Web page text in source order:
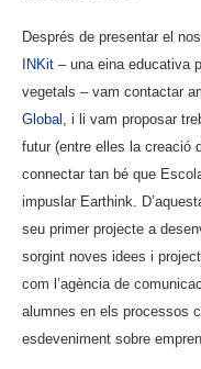
Després de presentar el
INKit – una eina educativa
vegetals – vam contactar
Global , i li vam proposar
futur (entre elles la creació
connectar tan bé que
impuslar Earthink.
seu primer projecte a
sorgint noves idees i
com l’agència de
alumnes en els processos
esdeveniment sobre